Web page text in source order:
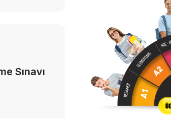
Sınavı